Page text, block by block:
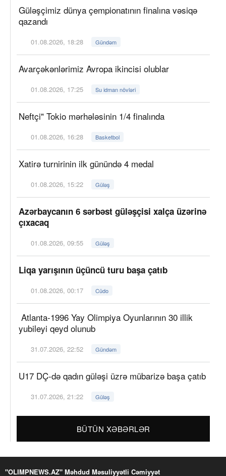
Güləşçimiz dünya çempionatının finalına vəsiqə
qazandı
01.08.2026, 18:28 Gündəm
Avarçəkənlərimiz Avropa ikincisi olublar
01.08.2026, 17:25 Su idman növləri
Neftçi" Tokio mərhələsinin 1/4 finalında
01.08.2026, 16:28 Basketbol
Xatirə turnirinin ilk günündə 4 medal
01.08.2026, 15:22 Güləş
Azərbaycanın 6 sərbəst güləşçisi xalça üzərinə
çıxacaq
01.08.2026, 09:55 Güləş
Liqa yarışının üçüncü turu başa çatıb
01.08.2026, 00:17 Cüdo
Atlanta-1996 Yay Olimpiya Oyunlarının 30 illik
yubileyi qeyd olunub
31.07.2026, 22:52 Gündəm
U17 DÇ-də qadın güləşi üzrə mübarizə başa çatıb
31.07.2026, 21:22 Güləş
BÜTÜN XƏBƏRLƏR
"OLIMPNEWS.AZ" Məhdud Məsuliyyətli Cəmiyyət